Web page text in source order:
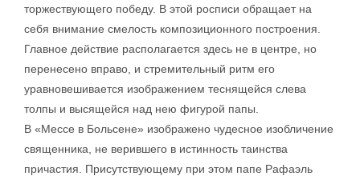
торжествующего победу. В этой росписи обращает на
себя внимание смелость композиционного построения.
Главное действие располагается здесь не в центре, но
перенесено вправо, и стремительный ритм его
уравновешивается изображением теснящейся слева
толпы и высящейся над нею фигурой папы.
В «Мессе в Больсене» изображено чудесное изобличение
священника, не верившего в истинность таинства
причастия. Присутствующему при этом папе Рафаэль